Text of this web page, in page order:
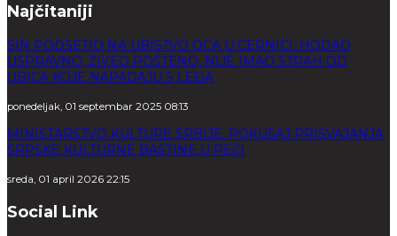
Najčitaniji
SIN PODSETIO NA UBISTVO OCA U CERNICI: HODAO
USPRAVNO, ŽIVEO POŠTENO, NIJE IMAO STRAH OD
UBICA KOJE NAPADAJU S LEĐA
ponedeljak, 01 septembar 2025 08:13
MINISTARSTVO KULTURE SRBIJE: POKUŠAJ PRISVAJANJA
SRPSKE KULTURNE BAŠTINE U PEĆI
sreda, 01 april 2026 22:15
Social Link